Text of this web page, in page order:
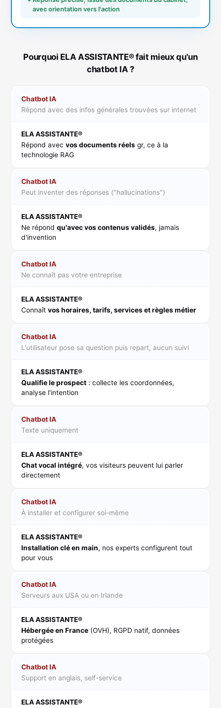
avec orientation vers l'action
Pourquoi ELA ASSISTANTE® fait mieux qu'un
chatbot IA ?
Chatbot IA
Répond avec des infos générales trouvées sur internet
ELA ASSISTANTE®
Répond avec vos documents réels gr, ce à la
technologie RAG
Chatbot IA
Peut inventer des réponses ("hallucinations")
ELA ASSISTANTE®
Ne répond qu'avec vos contenus validés, jamais
d'invention
Chatbot IA
Ne connaît pas votre entreprise
ELA ASSISTANTE®
Connaît vos horaires, tarifs, services et règles métier
Chatbot IA
L'utilisateur pose sa question puis repart, aucun suivi
ELA ASSISTANTE®
Qualifie le prospect : collecte les coordonnées,
analyse l'intention
Chatbot IA
Texte uniquement
ELA ASSISTANTE®
Chat vocal intégré, vos visiteurs peuvent lui parler
directement
Chatbot IA
À installer et configurer soi-même
ELA ASSISTANTE®
Installation clé en main, nos experts configurent tout
pour vous
Chatbot IA
Serveurs aux USA ou en Irlande
ELA ASSISTANTE®
Hébergée en France (OVH), RGPD natif, données
protégées
Chatbot IA
Support en anglais, self-service
ELA ASSISTANTE®